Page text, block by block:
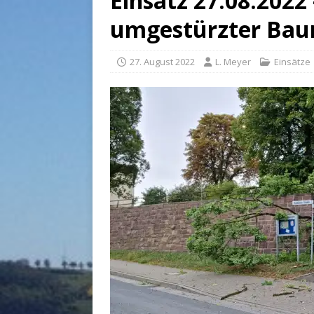
umgestürzter
27. August 2022 L. Meyer Einsätze